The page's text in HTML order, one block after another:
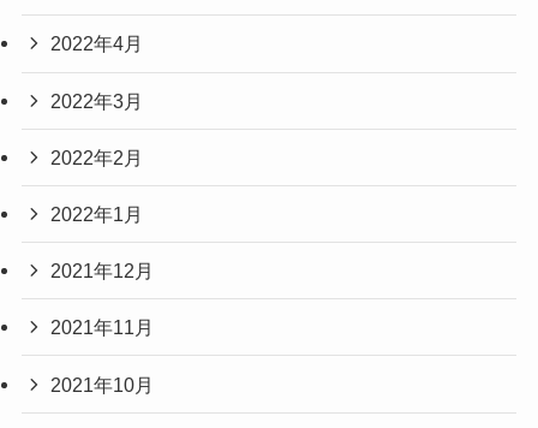
2022年4月
2022年3月
2022年2月
2022年1月
2021年12月
2021年11月
2021年10月